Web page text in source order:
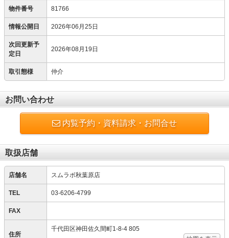
物件番号 81766
情報公開日 2026年06月25日
次回更新予
定日
2026年08月19日
取引態様 仲介
お問い合わせ
内覧予約・資料請求・お問合せ
取扱店舗
店舗名 スムラボ秋葉原店
TEL 03-6206-4799
FAX
住所
千代田区神田佐久間町1-8-4 805